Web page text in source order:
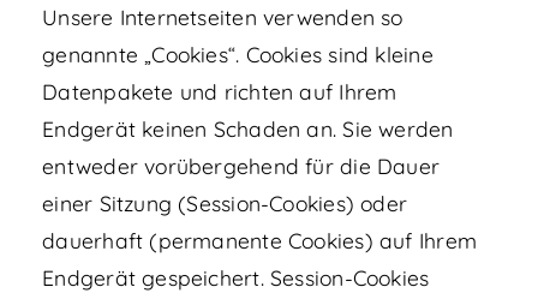
Unsere Internetseiten verwenden so
genannte „Cookies“. Cookies sind kleine
Datenpakete und richten auf Ihrem
Endgerät keinen Schaden an. Sie werden
entweder vorübergehend für die Dauer
einer Sitzung (Session-Cookies) oder
dauerhaft (permanente Cookies) auf Ihrem
Endgerät gespeichert. Session-Cookies